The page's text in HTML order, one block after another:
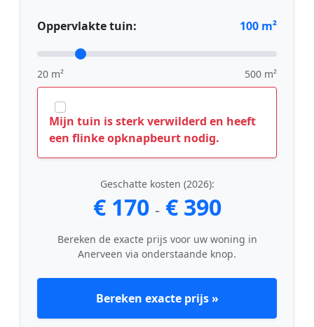
Oppervlakte tuin: 100 m²
20 m² 500 m²
Mijn tuin is sterk verwilderd en heeft
een flinke opknapbeurt nodig.
Geschatte kosten (2026):
€ 170 - € 390
Bereken de exacte prijs voor uw woning in
Anerveen via onderstaande knop.
Bereken exacte prijs »